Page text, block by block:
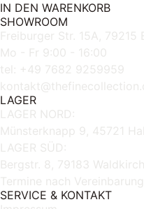
IN DEN WARENKORB
SHOWROOM
Freiburger Str. 15A, 79215
Mo - Fr 9:00 - 16:00
tel: +49 7682 9259959
LAGER
LAGER NORD:
Münsterknapp 9, 45721
LAGER SÜD:
Bergstr. 8, 79183 Waldkirch
Termine nach Vereinbarung
SERVICE & KONTAKT